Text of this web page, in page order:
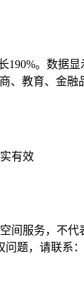
。数据
教育、金
有效
间服务，不
题，请联系：